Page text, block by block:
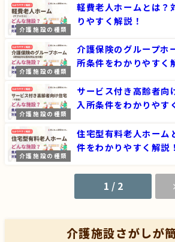
介護施設の種類
軽費老人ホームとは？
りやすく解説！
介護施設の種類
介護保険のグループホ
所条件をわかりやすく
介護施設の種類
サービス付き高齢者向
入所条件をわかりやす
介護施設の種類
住宅型有料老人ホーム
件をわかりやすく解説！
1 / 2
介護施設さがしが